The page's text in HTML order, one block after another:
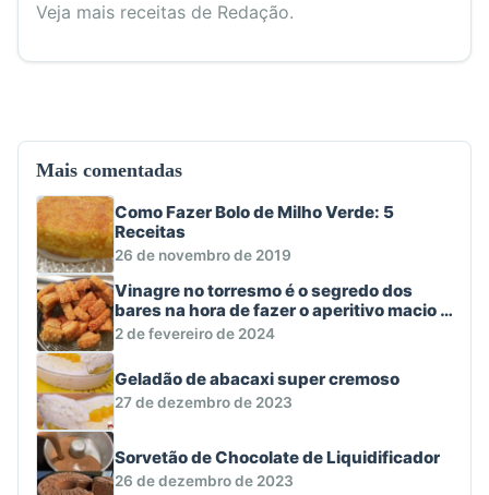
Veja mais receitas de Redação.
Mais comentadas
Como Fazer Bolo de Milho Verde: 5
Receitas
26 de novembro de 2019
Vinagre no torresmo é o segredo dos
bares na hora de fazer o aperitivo macio e
crocante
2 de fevereiro de 2024
Geladão de abacaxi super cremoso
27 de dezembro de 2023
Sorvetão de Chocolate de Liquidificador
26 de dezembro de 2023